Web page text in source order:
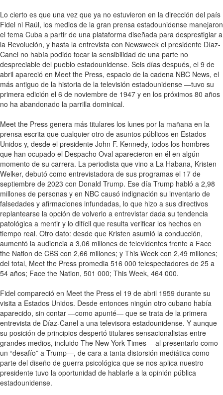
Lo cierto es que una vez que ya no estuvieron en la dirección del país
Fidel ni Raúl, los medios de la gran prensa estadounidense manejaron
el tema Cuba a partir de una plataforma diseñada para desprestigiar a
la Revolución, y hasta la entrevista con Newsweek el presidente Díaz-
Canel no había podido tocar la sensibilidad de una parte no
despreciable del pueblo estadounidense. Seis días después, el 9 de
abril apareció en Meet the Press, espacio de la cadena NBC News, el
más antiguo de la historia de la televisión estadounidense —tuvo su
primera edición el 6 de noviembre de 1947 y en los próximos 80 años
no ha abandonado la parrilla dominical.
Meet the Press genera más titulares los lunes por la mañana en la
prensa escrita que cualquier otro de asuntos públicos en Estados
Unidos y, desde el presidente John F. Kennedy, todos los hombres
que han ocupado el Despacho Oval aparecieron en él en algún
momento de su carrera. La periodista que vino a La Habana, Kristen
Welker, debutó como entrevistadora de sus programas el 17 de
septiembre de 2023 con Donald Trump. Ese día Trump habló a 2,98
millones de personas y en NBC causó indignación su inventario de
falsedades y afirmaciones infundadas, lo que hizo a sus directivos
replantearse la opción de volverlo a entrevistar dada su tendencia
patológica a mentir y lo difícil que resulta verificar los hechos en
tiempo real. Otro dato: desde que Kristen asumió la conducción,
aumentó la audiencia a 3,06 millones de televidentes frente a Face
the Nation de CBS con 2,66 millones; y This Week con 2,49 millones;
del total, Meet the Press promedia 516 000 telespectadores de 25 a
54 años; Face the Nation, 501 000; This Week, 464 000.
Fidel compareció en Meet the Press el 19 de abril 1959 durante su
visita a Estados Unidos. Desde entonces ningún otro cubano había
aparecido, sin contar —como apunté— que se trata de la primera
entrevista de Díaz-Canel a una televisora estadounidense. Y aunque
su posición de principios despertó titulares sensacionalistas entre
grandes medios, incluido The New York Times —al presentarlo como
un “desafío” a Trump—, de cara a tanta distorsión mediática como
parte del diseño de guerra psicológica que se nos aplica nuestro
presidente tuvo la oportunidad de hablarle a la opinión pública
estadounidense.